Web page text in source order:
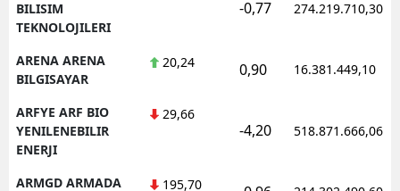
BILISIM
TEKNOLOJILERI
-0,77 274.219.710,30
ARENA ARENA
BILGISAYAR
20,24 0,90 16.381.449,10
ARFYE ARF BIO
YENILENEBILIR
ENERJI
29,66
-4,20 518.871.666,06
ARMGD ARMADA
195,70